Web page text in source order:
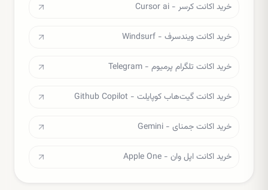
خرید اکانت کرسر - Cursor ai
خرید اکانت ویندسرف - Windsurf
خرید اکانت تلگرام پرمیوم - Telegram
خرید اکانت گیت‌هاب کوپایلت - Github Copilot
خرید اکانت جمنای - Gemini
خرید اکانت اپل وان - Apple One